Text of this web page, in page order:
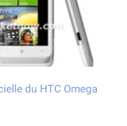
du HTC Omega